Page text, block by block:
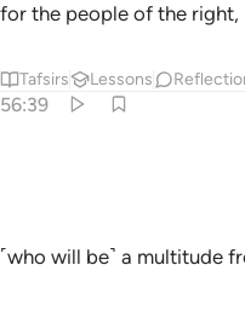
for the people of the right,
Tafsirs Lessons
56:39
˹who will be˺ a multitude